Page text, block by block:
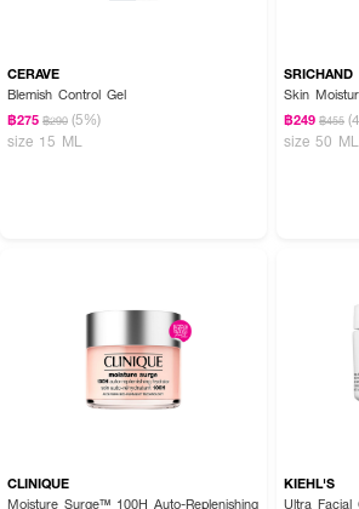
บูสต์ผิวฉ่ำวาวและล็อกความชุ่มชื้นให้ผิวดูสวยสุขภาพดีใ
ซึมไว มั่นใจได้ทุกสภาพผิว
CERAVE
Blemish Control Gel
฿275 ฿290 (5%)
size 15 ML
SRICHAND
Skin
฿249 ฿455
size 50 ML
CLINIQUE
Moisture Surge™ 100H Auto-Replenishing
KIEHL'S
Ultra Facial